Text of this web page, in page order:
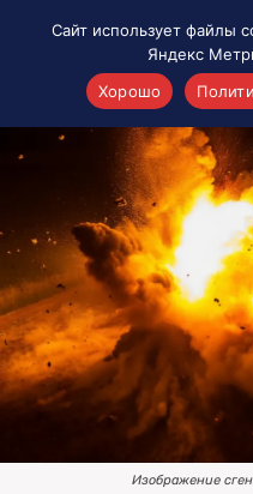
Акценты
Материалы о
Проекты 7 инфо
Здоровье
Интересное
Новости кино и ТВ
Новости России
Политика
Новости мира
Все материалы
Изображение
Сайт использует файлы
Яндекс
Хорошо